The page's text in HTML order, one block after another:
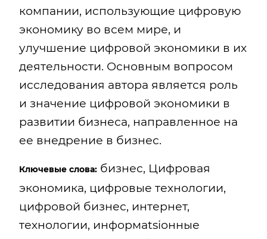
компании, использующие цифровую
экономику во всем мире, и
улучшение цифровой экономики в их
деятельности. Основным вопросом
исследования автора является роль
и значение цифровой экономики в
развитии бизнеса, направленное на
ее внедрение в бизнес.
Ключевые слова: бизнес, Цифровая
экономика, цифровые технологии,
цифровой бизнес, интернет,
технологии, информatsiонные